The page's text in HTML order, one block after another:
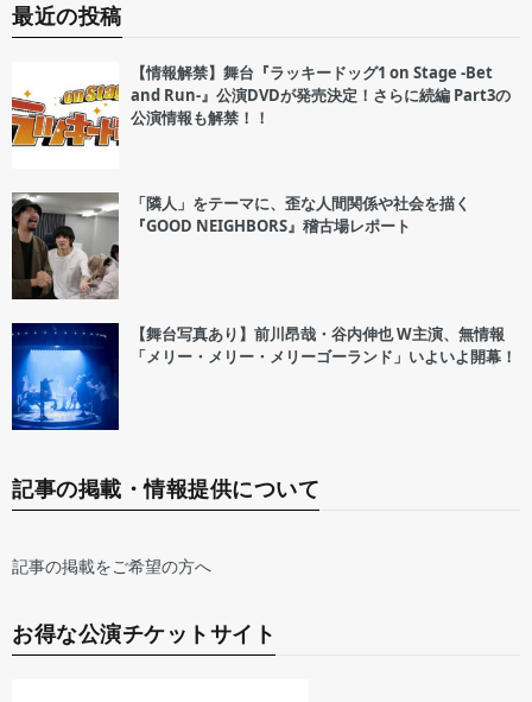
最近の投稿
【情報解禁】舞台『ラッキードッグ1 on Stage -Bet
and Run-』公演DVDが発売決定！さらに続編 Part3の
公演情報も解禁！！
「隣人」をテーマに、歪な人間関係や社会を描く
『GOOD NEIGHBORS』稽古場レポート
【舞台写真あり】前川昂哉・谷内伸也 W主演、無情報
「メリー・メリー・メリーゴーランド」いよいよ開幕！
記事の掲載・情報提供について
記事の掲載をご希望の方へ
お得な公演チケットサイト